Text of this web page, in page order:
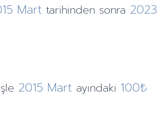
Mart tarihinden sonra 2023
2015 Mart ayındaki 100₺